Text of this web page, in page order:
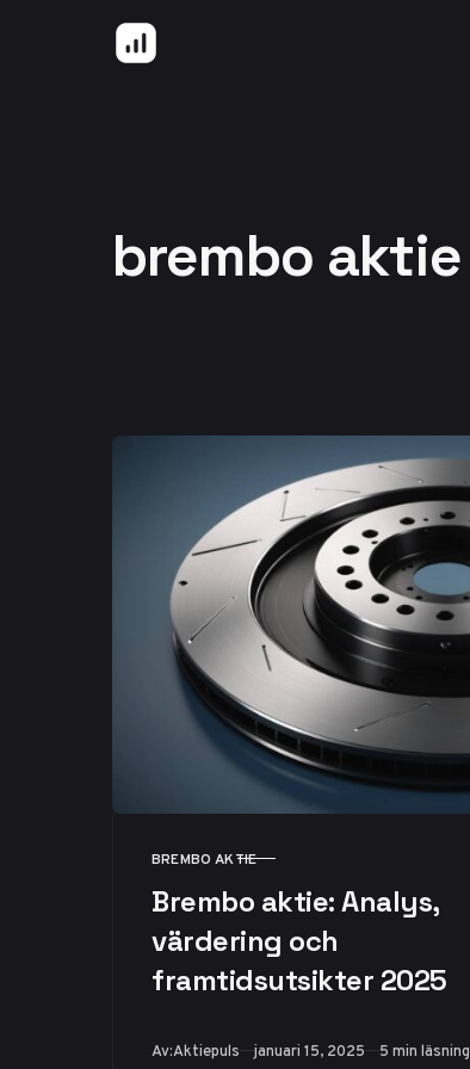
Hoppa till innehåll
brembo aktie
KATEGORI
BREMBO AKTIE
Brembo aktie: Analys,
värdering och
framtidsutsikter 2025
Av:Aktiepuls Publicerad
januari 15, 2025 5 min läsning